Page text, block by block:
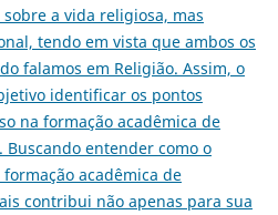
a vida religiosa, mas
tendo em vista que ambos os
falamos em Religião. Assim, o
identificar os pontos
na formação acadêmica de
entender como o
acadêmica de
contribui não apenas para sua